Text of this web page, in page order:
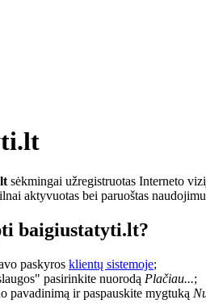
sėkmingai užregistruotas Interneto
aktyvuotas bei paruoštas
baigiustatyti.lt?
paskyros klientų sistemoje;
pasirinkite nuorodą Plačiau...;
pavadinimą ir paspauskite mygtuką